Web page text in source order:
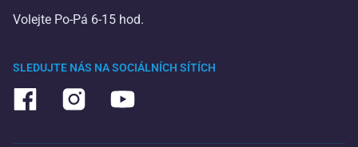
SLEDUJTE NÁS NA SOCIÁLNÍCH SÍTÍCH
Volejte Po-Pá 6-15 hod.